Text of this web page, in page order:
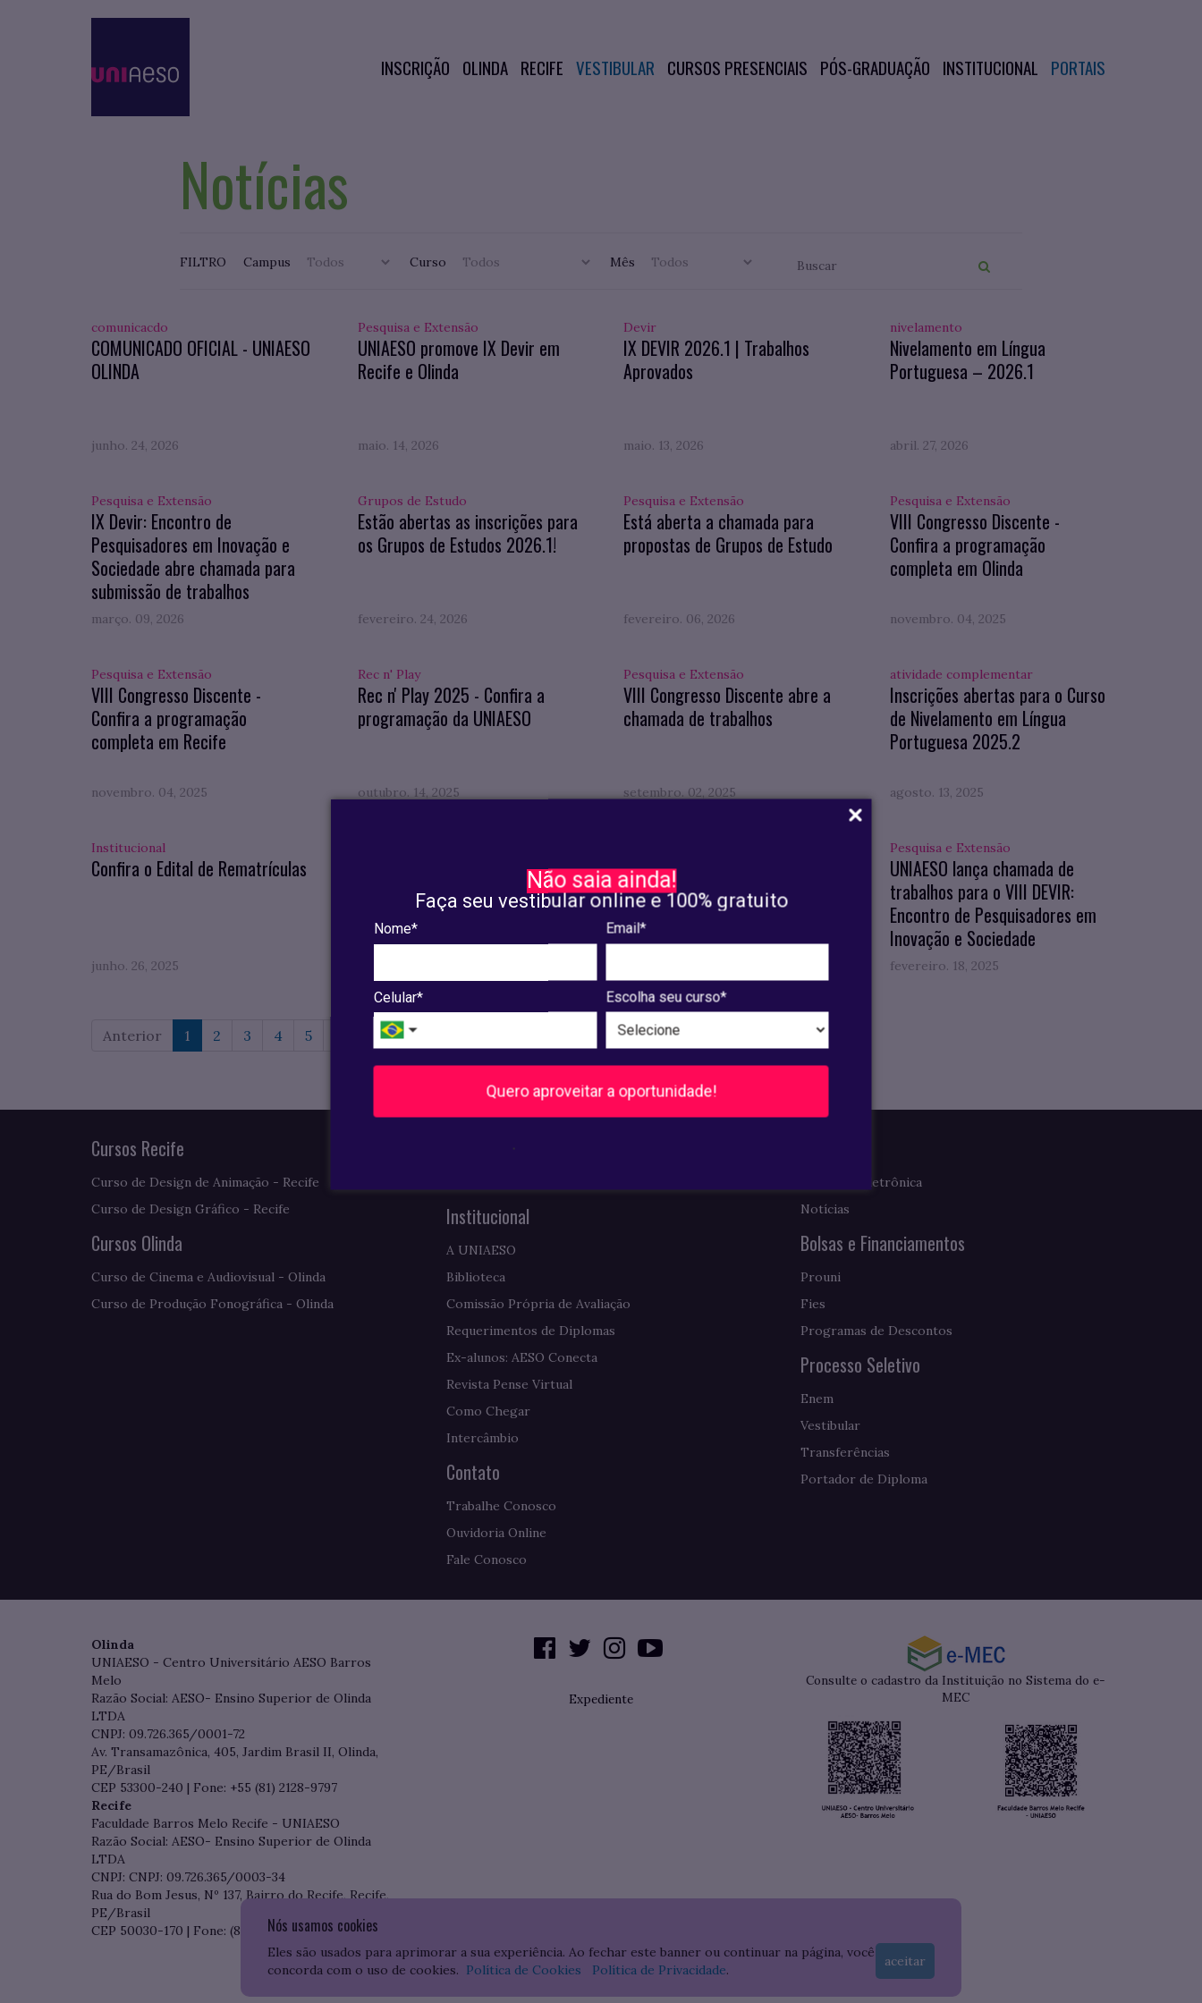
Não saia ainda!
Faça seu vestibular online e 100% gratuito
Nome* Email*
Celular* Escolha seu curso*
Quero aproveitar a oportunidade!
INSCRIÇÃO OLINDA RECIFE VESTIBULAR CURSOS PRESENCIAIS PÓS-GRADUAÇÃO INSTITUCIONAL PORTAIS
Notícias
FILTRO Campus Curso Mês
comunicacdo
COMUNICADO OFICIAL - UNIAESO
OLINDA
junho. 24, 2026
Pesquisa e Extensão
UNIAESO promove IX Devir em
Recife e Olinda
maio. 14, 2026
Devir
IX DEVIR 2026.1 | Trabalhos
Aprovados
maio. 13, 2026
nivelamento
Nivelamento em Língua
Portuguesa – 2026.1
abril. 27, 2026
Pesquisa e Extensão
IX Devir: Encontro de
Pesquisadores em Inovação e
Sociedade abre chamada para
submissão de trabalhos
março. 09, 2026
Grupos de Estudo
Estão abertas as inscrições para
os Grupos de Estudos 2026.1!
fevereiro. 24, 2026
Pesquisa e Extensão
Está aberta a chamada para
propostas de Grupos de Estudo
fevereiro. 06, 2026
Pesquisa e Extensão
VIII Congresso Discente -
Confira a programação
completa em Olinda
novembro. 04, 2025
Pesquisa e Extensão
VIII Congresso Discente -
Confira a programação
completa em Recife
novembro. 04, 2025
Rec n' Play
Rec n' Play 2025 - Confira a
programação da UNIAESO
outubro. 14, 2025
Pesquisa e Extensão
VIII Congresso Discente abre a
chamada de trabalhos
setembro. 02, 2025
atividade complementar
Inscrições abertas para o Curso
de Nivelamento em Língua
Portuguesa 2025.2
agosto. 13, 2025
Institucional
Confira o Edital de Rematrículas
junho. 26, 2025
completa para as apresentações
do VIII Devir
Confira a lista com trabalhos
aprovados para apresentação no
VIII Devir
Pesquisa e Extensão
UNIAESO lança chamada de
trabalhos para o VIII DEVIR:
Encontro de Pesquisadores em
Inovação e Sociedade
fevereiro. 18, 2025
Anterior 1 2 3 4 5 8
Nós usamos cookies
Eles são usados para aprimorar a sua experiência. Ao fechar este banner ou continuar na página, você
concorda com o uso de cookies. Política de Cookies Política de Privacidade.
aceitar
Cursos Recife
Curso de Design de Animação - Recife
Curso de Design Gráfico - Recife
Cursos Olinda
Curso de Cinema e Audiovisual - Olinda
Curso de Produção Fonográfica - Olinda
Pós-Graduação
Institucional
A UNIAESO
Biblioteca
Comissão Própria de Avaliação
Requerimentos de Diplomas
Ex-alunos: AESO Conecta
Revista Pense Virtual
Como Chegar
Intercâmbio
Contato
Trabalhe Conosco
Ouvidoria Online
Fale Conosco
Clipagem Eletrônica
Notícias
Bolsas e Financiamentos
Prouni
Fies
Programas de Descontos
Processo Seletivo
Enem
Vestibular
Transferências
Portador de Diploma
Olinda
UNIAESO - Centro Universitário AESO Barros
Melo
Razão Social: AESO- Ensino Superior de Olinda
LTDA
CNPJ: 09.726.365/0001-72
Av. Transamazônica, 405, Jardim Brasil II, Olinda,
PE/Brasil
CEP 53300-240 | Fone: +55 (81) 2128-9797
Recife
Faculdade Barros Melo Recife - UNIAESO
Razão Social: AESO- Ensino Superior de Olinda
LTDA
CNPJ: CNPJ: 09.726.365/0003-34
Rua do Bom Jesus, Nº 137, Bairro do Recife, Recife,
PE/Brasil
CEP 50030-170 | Fone: (81) 3204-7536
Expediente
Consulte o cadastro da Instituição no Sistema do e-
MEC